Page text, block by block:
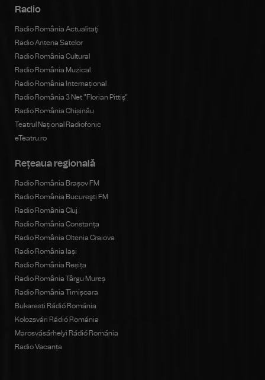
Radio
Radio România Actualitaţi
Radio Antena Satelor
Radio România Cultural
Radio România Muzical
Radio România Internațional
Radio România 3 Net "Florian Pittiş"
Radio România Chișinău
Teatrul Național Radiofonic
eTeatru.ro
Rețeaua regională
Radio România Brașov FM
Radio România Bucureşti FM
Radio România Cluj
Radio România Constanța
Radio România Oltenia Craiova
Radio România Iași
Radio România Reșița
Radio România Târgu Mureș
Radio România Timișoara
Bukaresti Rádió Románia
Kolozsvári Rádió Románia
Marosvásárhelyi Rádió Románia
Radio Vacanța